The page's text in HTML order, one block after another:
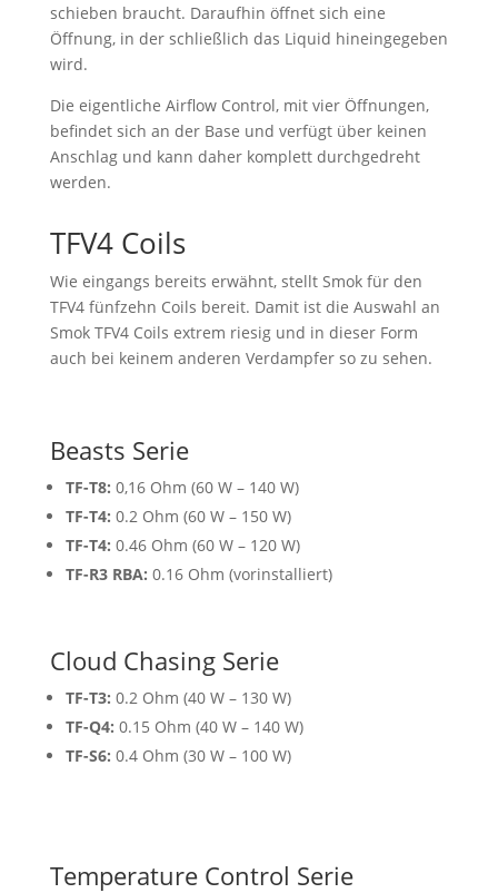
schieben braucht. Daraufhin öffnet sich eine
Öffnung, in der schließlich das Liquid hineingegeben
wird.
Die eigentliche Airflow Control, mit vier Öffnungen,
befindet sich an der Base und verfügt über keinen
Anschlag und kann daher komplett durchgedreht
werden.
TFV4 Coils
Wie eingangs bereits erwähnt, stellt Smok für den
TFV4 fünfzehn Coils bereit. Damit ist die Auswahl an
Smok TFV4 Coils extrem riesig und in dieser Form
auch bei keinem anderen Verdampfer so zu sehen.
Beasts Serie
TF-T8: 0,16 Ohm (60 W – 140 W)
TF-T4: 0.2 Ohm (60 W – 150 W)
TF-T4: 0.46 Ohm (60 W – 120 W)
TF-R3 RBA: 0.16 Ohm (vorinstalliert)
Cloud Chasing Serie
TF-T3: 0.2 Ohm (40 W – 130 W)
TF-Q4: 0.15 Ohm (40 W – 140 W)
TF-S6: 0.4 Ohm (30 W – 100 W)
Temperature Control Serie